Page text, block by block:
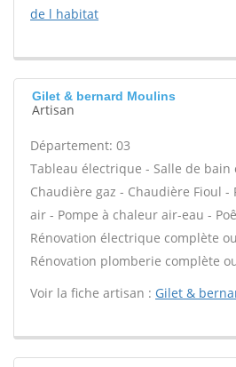
de l habitat
Gilet & bernard Moulins
Artisan
Département: 03
Tableau électrique - Salle de bain
Chaudière gaz - Chaudière Fioul -
air - Pompe à chaleur air-eau -
Rénovation électrique complète
Rénovation plomberie complète
Voir la fiche artisan : Gilet &